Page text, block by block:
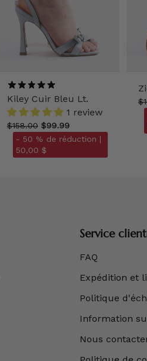
Kiley Cuir Bleu Lt.
1 review
$158.00 $99.99
- 50 % de réduction |
50,00 $
Service
FAQ
Expédition et
Politique
Information
Nous